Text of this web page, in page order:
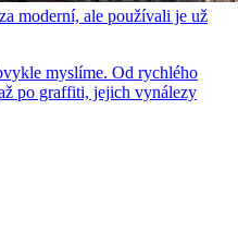
moderní, ale používali je už
myslíme. Od rychlého
po graffiti, jejich vynálezy